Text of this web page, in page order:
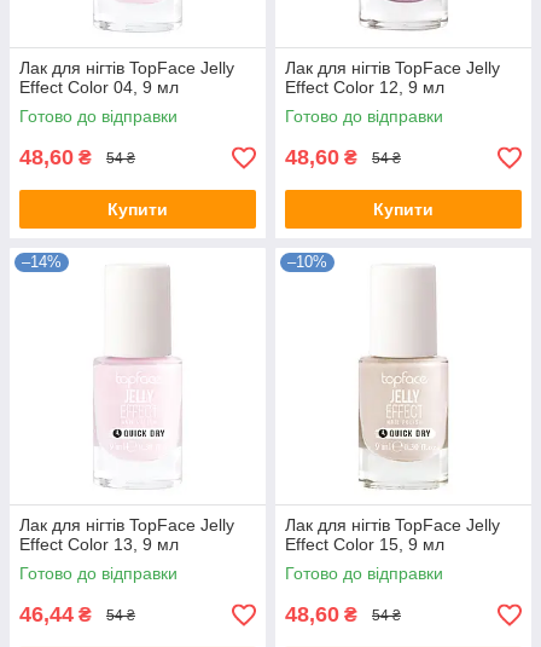
Лак для нігтів TopFace Jelly
Effect Color 04, 9 мл
Готово до відправки
48,60 ₴ 54 ₴
Купити
Лак для нігтів TopFace Jelly
Effect Color 12, 9 мл
Готово до відправки
48,60 ₴ 54 ₴
Купити
–14%
Лак для нігтів TopFace Jelly
Effect Color 13, 9 мл
Готово до відправки
46,44 ₴ 54 ₴
–10%
Лак для нігтів TopFace Jelly
Effect Color 15, 9 мл
Готово до відправки
48,60 ₴ 54 ₴